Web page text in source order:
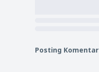
Posting Komentar